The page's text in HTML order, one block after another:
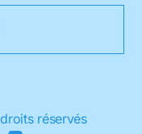
réservés